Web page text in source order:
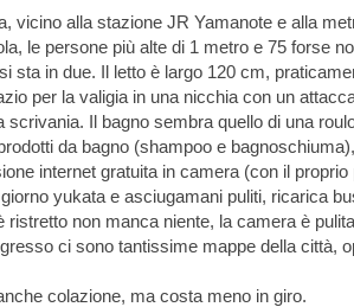
vicino alla stazione JR Yamanote e alla
le persone più alte di 1 metro e 75 forse
sta in due. Il letto è largo 120 cm,
per la valigia in una nicchia con un
scrivania. Il bagno sembra quello di una
da bagno (shampoo e
internet gratuita in camera (con il
yukata e asciugamani puliti, ricarica
ristretto non manca niente, la camera è
ci sono tantissime mappe della città,
colazione, ma costa meno in giro.